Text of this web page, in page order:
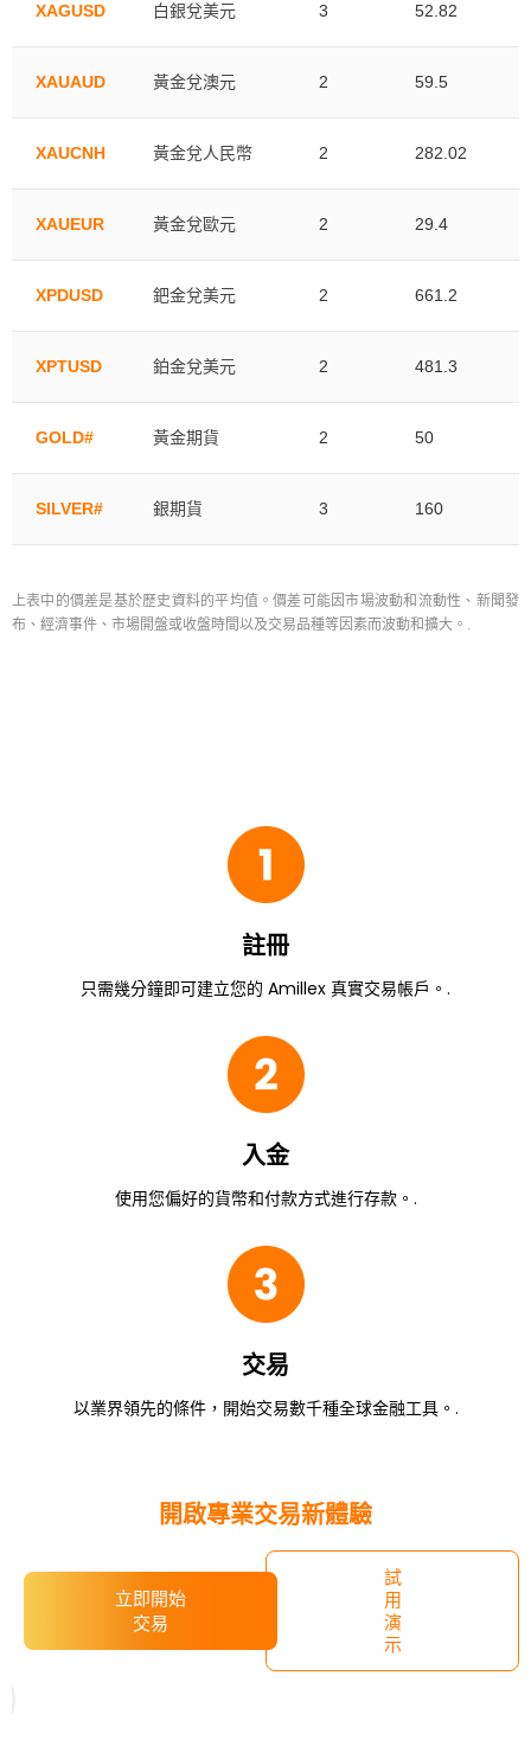
XAGUSD 白銀兌美元 3 52.82
XAUAUD 黃金兌澳元 2 59.5
XAUCNH 黃金兌人民幣 2 282.02
XAUEUR 黃金兌歐元 2 29.4
XPDUSD 鈀金兌美元 2 661.2
XPTUSD 鉑金兌美元 2 481.3
GOLD# 黃金期貨 2 50
SILVER# 銀期貨 3 160
上表中的價差是基於歷史資料的平均值。價差可能因市場波動和流動性、新聞發
布、經濟事件、市場開盤或收盤時間以及交易品種等因素而波動和擴大。.
註冊
只需幾分鐘即可建立您的 Amillex 真實交易帳戶。.
入金
使用您偏好的貨幣和付款方式進行存款。.
交易
以業界領先的條件，開始交易數千種全球金融工具。.
​開啟專業交易新體驗
立即開始
交易
試
用
演
示